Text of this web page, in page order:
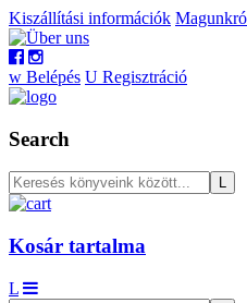
Kiszállítási információk
w Belépés U Regisztráció
Search
Kosár tartalma
L